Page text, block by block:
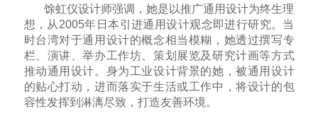
馀虹仪设计师强调，她是以推广通用设计为终生理
想，从2005年日本引进通用设计观念即进行研究。当
时台湾对于通用设计的概念相当模糊，她透过撰写专
栏、演讲、举办工作坊、策划展览及研究计画等方式
推动通用设计。身为工业设计背景的她，被通用设计
的贴心打动，进而落实于生活或工作中，将设计的包
容性发挥到淋漓尽致，打造友善环境。